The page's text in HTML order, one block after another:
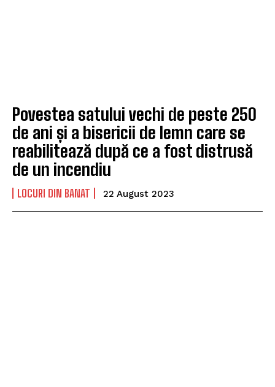
Povestea satului vechi de peste 250
de ani și a bisericii de lemn care se
reabilitează după ce a fost distrusă
de un incendiu
LOCURI DIN BANAT 22 August 2023